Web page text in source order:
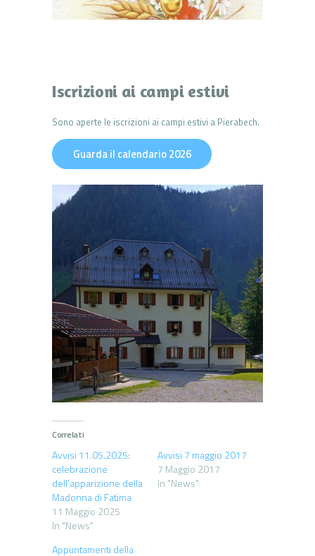
Iscrizioni ai campi estivi
Sono aperte le iscrizioni ai campi estivi a Pierabech.
Guarda il calendario 2026
Correlati
Avvisi 11.05.2025:
celebrazione
dell’apparizione della
Madonna di Fatima
11 Maggio 2025
In "News"
Avvisi 7 maggio 2017
7 Maggio 2017
In "News"
Appuntamenti della